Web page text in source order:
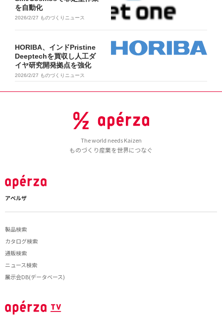
を自動化
2026/2/27 ものづくりニュース
HORIBA、インドPristine
Deeptechを買収し人工ダ
イヤ研究開発拠点を強化
2026/2/27 ものづくりニュース
The world needs Kaizen
ものづくり産業を世界につなぐ
アペルザ
製品検索
カタログ検索
通販検索
ニュース検索
展示会DB(データベース)